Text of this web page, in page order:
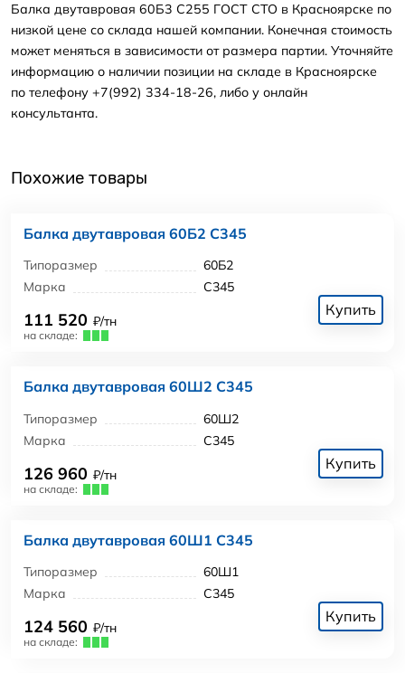
Балка двутавровая 60Б3 С255 ГОСТ СТО в Красноярске по
низкой цене со склада нашей компании. Конечная стоимость
может меняться в зависимости от размера партии. Уточняйте
информацию о наличии позиции на складе в Красноярске
по телефону +7(992) 334-18-26, либо у онлайн
консультанта.
Похожие товары
Балка двутавровая 60Б2 С345
Типоразмер
60Б2
Марка
С345
111 520 ₽/тн
на складе:
Купить
Балка двутавровая 60Ш2 С345
Типоразмер
60Ш2
Марка
С345
126 960 ₽/тн
на складе:
Купить
Балка двутавровая 60Ш1 С345
Типоразмер
60Ш1
Марка
С345
124 560 ₽/тн
на складе:
Купить